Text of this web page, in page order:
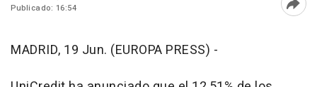
Publicado: 16:54
MADRID, 19 Jun. (EUROPA PRESS) -